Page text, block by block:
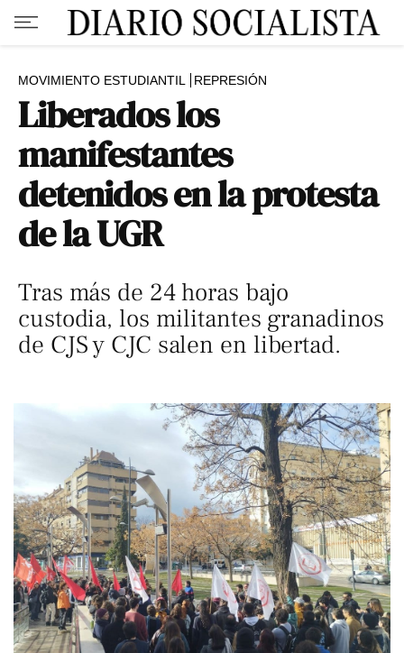
MOVIMIENTO ESTUDIANTIL REPRESIÓN
Liberados los
manifestantes
detenidos en la protesta
de la UGR
Tras más de 24 horas bajo
custodia, los militantes granadinos
de CJS y CJC salen en libertad.